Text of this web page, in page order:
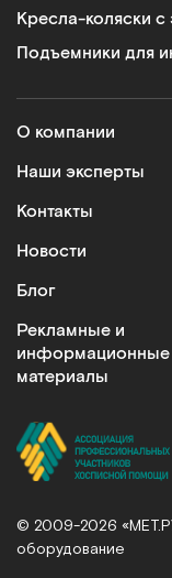
Кресла-коляски
Подъемники для
О компании
Наши эксперты
Контакты
Новости
Блог
Рекламные и
информационные
материалы
© 2009-2026
оборудование